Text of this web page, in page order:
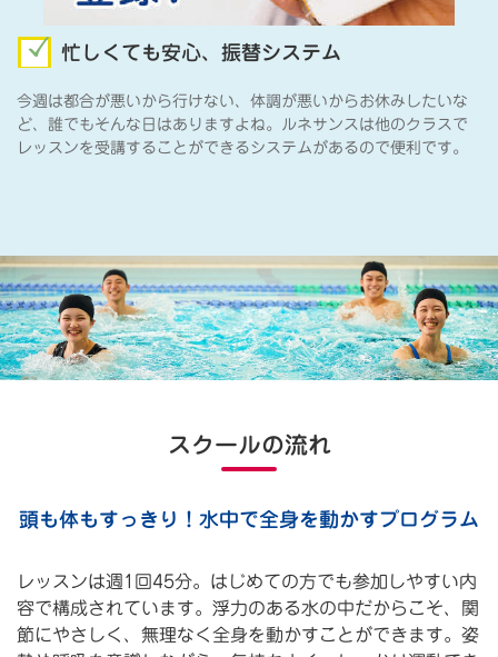
忙しくても安心、振替システム
今週は都合が悪いから行けない、体調が悪いからお休みしたいな
ど、誰でもそんな日はありますよね。ルネサンスは他のクラスで
レッスンを受講することができるシステムがあるので便利です。
スクールの流れ
頭も体もすっきり！水中で全身を動かすプログラム
レッスンは週1回45分。はじめての方でも参加しやすい内
容で構成されています。浮力のある水の中だからこそ、関
節にやさしく、無理なく全身を動かすことができます。姿